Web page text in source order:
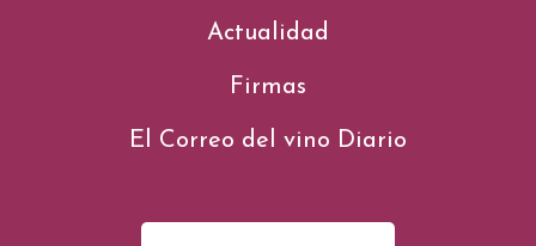
Actualidad
Firmas
El Correo del vino Diario